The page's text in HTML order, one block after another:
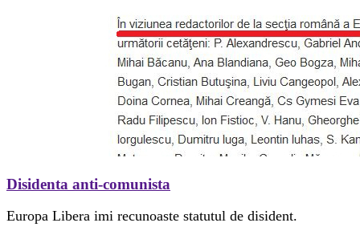
Disidenta anti-comunista
Europa Libera imi recunoaste statutul de disident.